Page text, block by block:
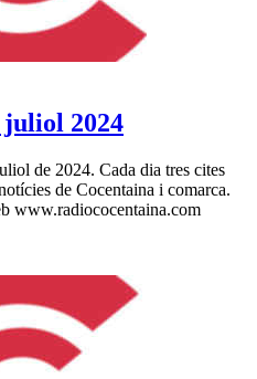
2024
de 2024. Cada dia tres cites
de Cocentaina i comarca.
www.radiococentaina.com